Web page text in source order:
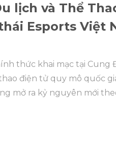
lịch và Thể
Esports Việt
thức khai mạc tại Cung
điện tử quy mô quốc
mở ra kỷ nguyên mới